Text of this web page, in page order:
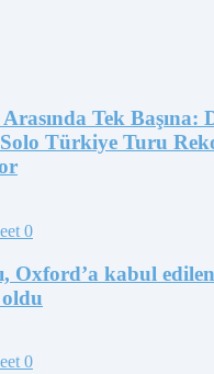
Tek Başına:
Türkiye Turu
0
Oxford’a kabul
0